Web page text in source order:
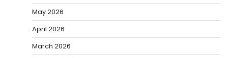
May 2026
April 2026
March 2026